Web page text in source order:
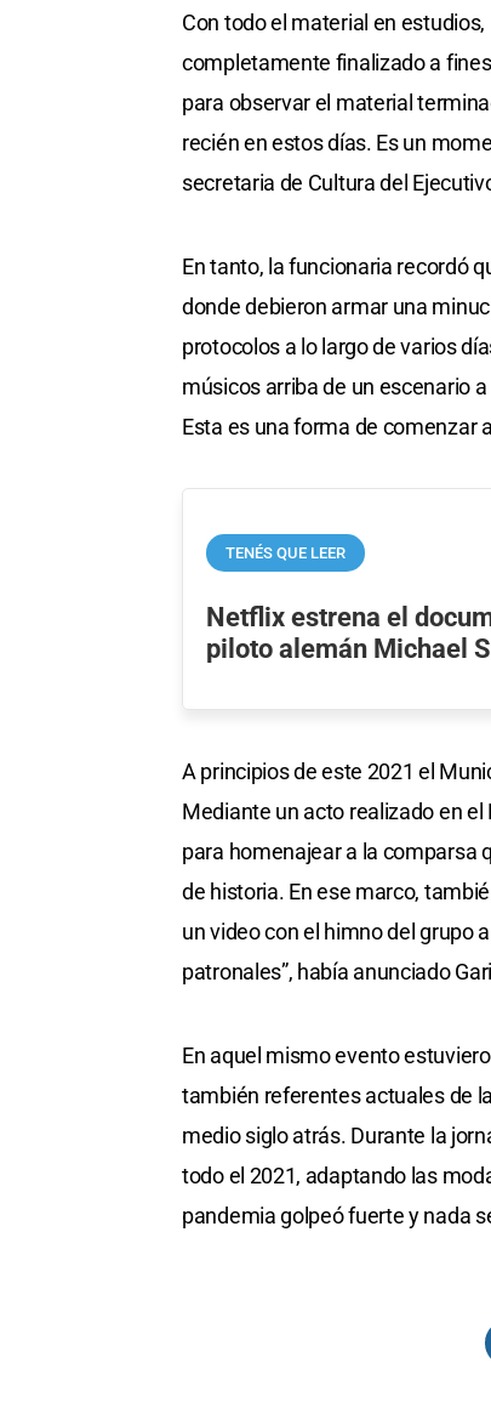
Con todo el material en
completamente finalizado a
para observar el material
recién en estos días. Es un
secretaria de Cultura del
En tanto, la funcionaria recordó
donde debieron armar una
protocolos a lo largo de varios
músicos arriba de un escenario
Esta es una forma de comenzar
TENÉS QUE LEER
Netflix estrena el
piloto alemán Michael
A principios de este 2021 el
Mediante un acto realizado en
para homenajear a la comparsa
de historia. En ese marco,
un video con el himno del grupo
patronales”, había anunciado
En aquel mismo evento
también referentes actuales de
medio siglo atrás. Durante la
todo el 2021, adaptando las
pandemia golpeó fuerte y nada